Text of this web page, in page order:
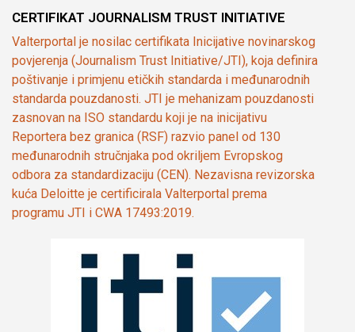
CERTIFIKAT JOURNALISM TRUST INITIATIVE
Valterportal je nosilac certifikata Inicijative novinarskog
povjerenja (Journalism Trust Initiative/JTI), koja definira
poštivanje i primjenu etičkih standarda i međunarodnih
standarda pouzdanosti. JTI je mehanizam pouzdanosti
zasnovan na ISO standardu koji je na inicijativu
Reportera bez granica (RSF) razvio panel od 130
međunarodnih stručnjaka pod okriljem Evropskog
odbora za standardizaciju (CEN). Nezavisna revizorska
kuća Deloitte je certificirala Valterportal prema
programu JTI i CWA 17493:2019.